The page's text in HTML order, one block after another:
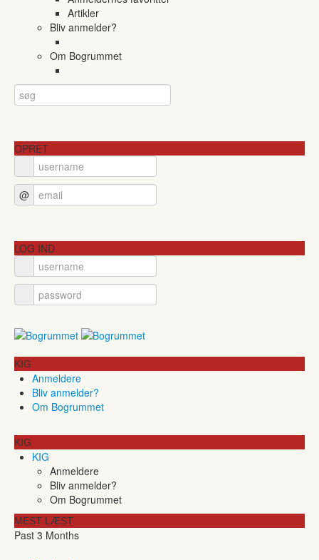
Artikler
Bliv anmelder?
Om Bogrummet
OPRET
@
LOG IND
KIG
Anmeldere
Bliv anmelder?
Om Bogrummet
KIG
KIG
Anmeldere
Bliv anmelder?
Om Bogrummet
MEST LÆST
Past 3 Months